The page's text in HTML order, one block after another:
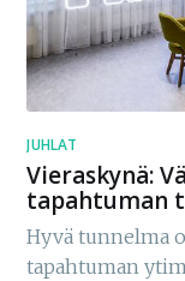
JUHLAT
Vieraskynä:
tapahtuman
Hyvä tunnelma
tapahtuman